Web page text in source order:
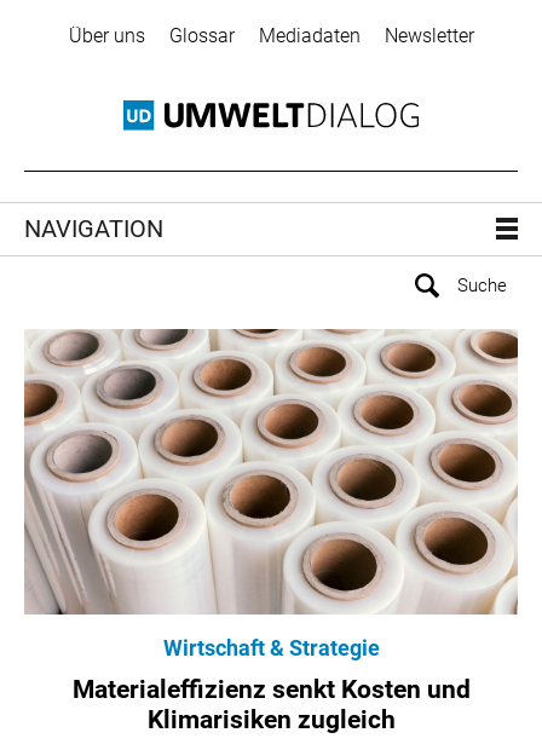
Über uns Glossar Mediadaten Newsletter
NAVIGATION
Wirtschaft & Strategie
Materialeffizienz senkt Kosten und
Klimarisiken zugleich